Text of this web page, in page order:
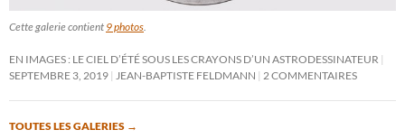
Cette galerie contient 9 photos.
EN IMAGES : LE CIEL D’ÉTÉ SOUS LES CRAYONS D’UN ASTRODESSINATEUR
SEPTEMBRE 3, 2019 JEAN-BAPTISTE FELDMANN 2 COMMENTAIRES
TOUTES LES GALERIES →